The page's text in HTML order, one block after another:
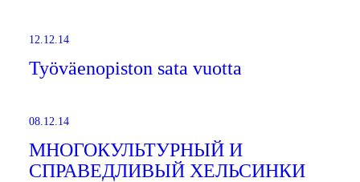
12.12.14
Työväenopiston sata vuotta
08.12.14
МНОГОКУЛЬТУРНЫЙ И
СПРАВЕДЛИВЫЙ ХЕЛЬСИНКИ